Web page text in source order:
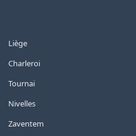
Liège
Charleroi
Tournai
Nivelles
Zaventem